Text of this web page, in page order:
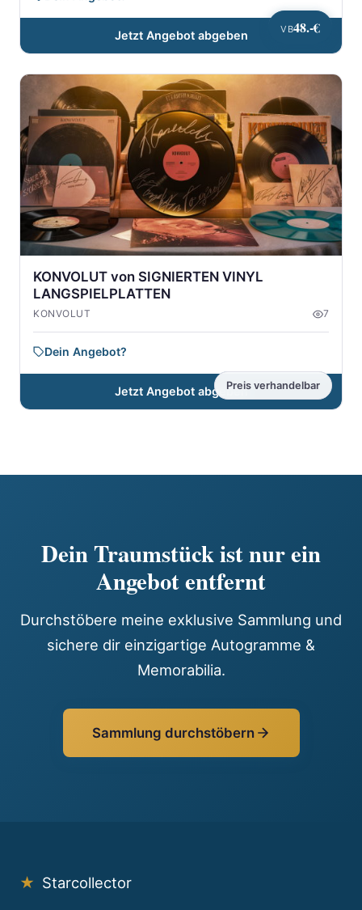
VB48.-€
Jetzt Angebot abgeben
Preis verhandelbar
KONVOLUT von SIGNIERTEN VINYL
LANGSPIELPLATTEN
KONVOLUT 7
Dein Angebot?
Jetzt Angebot abgeben
Dein Traumstück ist nur ein
Angebot entfernt
Durchstöbere meine exklusive Sammlung und
sichere dir einzigartige Autogramme &
Memorabilia.
Sammlung durchstöbern
★ Starcollector